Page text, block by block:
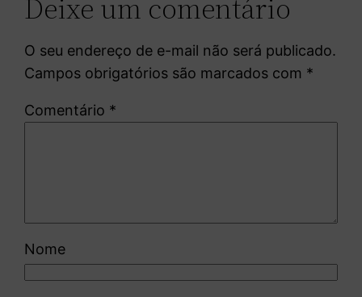
Deixe um comentário
O seu endereço de e-mail não será publicado.
Campos obrigatórios são marcados com *
Comentário *
Nome